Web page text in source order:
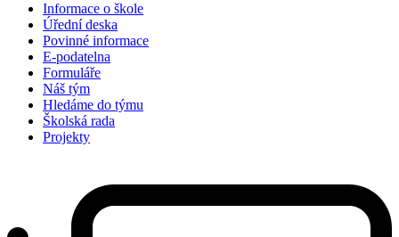
Informace o škole
Úřední deska
Povinné informace
E-podatelna
Formuláře
Náš tým
Hledáme do týmu
Školská rada
Projekty